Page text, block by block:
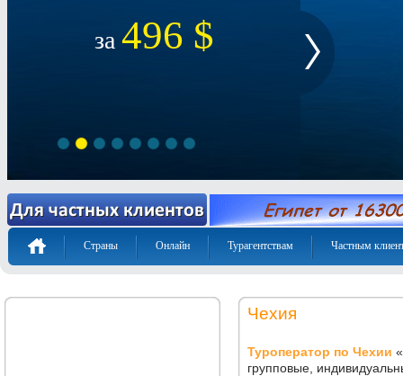
за 496 $
Страны Онлайн Турагентствам Частным
Чехия
Туроператор по Чехии
групповые,